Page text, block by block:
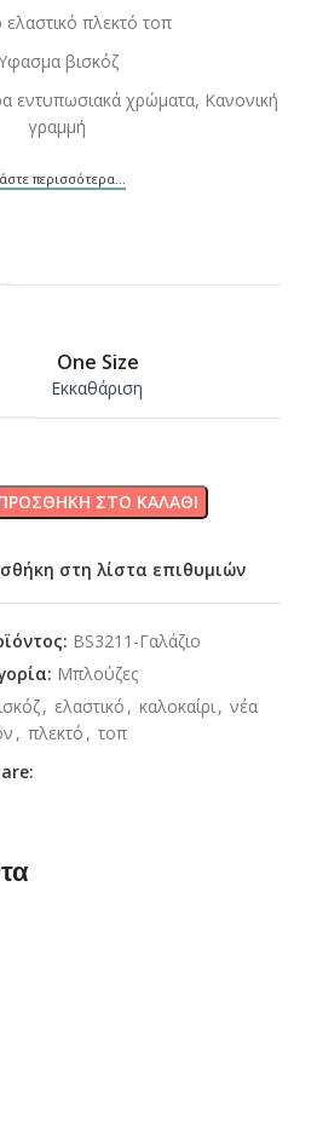
ελαστικό πλεκτό τοπ
βισκόζ
εντυπωσιακά χρώματα, Κανονική
γραμμή
περισσότερα...
One Size
Εκκαθάριση
ΣΤΟ ΚΑΛΆΘΙ
στη λίστα επιθυμιών
BS3211-Γαλάζιο
Μπλούζες
, ελαστικό , καλοκαίρι, νέα
, πλεκτό , τοπ